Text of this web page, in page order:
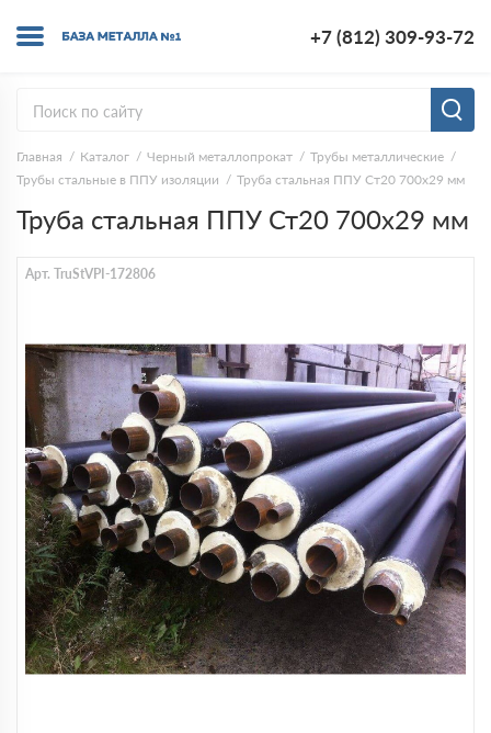
+7 (812) 309-93-72
Главная Каталог Черный металлопрокат
Трубы металлические
Трубы стальные в ППУ изоляции
Труба стальная ППУ Ст20 700х29 мм
Труба стальная ППУ Ст20 700х29 мм
Арт. TruStVPI-172806